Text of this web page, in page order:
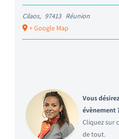
Cilaos, 97413 Réunion
+ Google Map
Vous
évènement
Cliquez sur
de tout.